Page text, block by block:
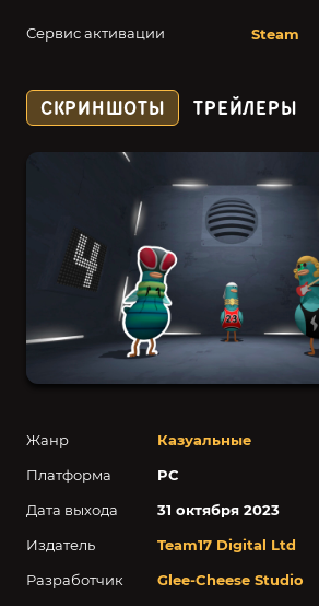
Сервис активации Steam
Жанр
Казуальные
Платформа
PC
Дата выхода
31 октября 2023
Издатель
Team17 Digital Ltd
Разработчик
Glee-Cheese Studio
СКРИНШОТЫ ТРЕЙЛЕРЫ